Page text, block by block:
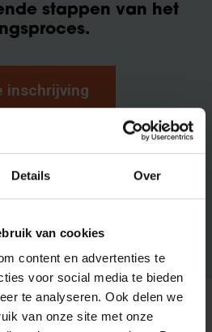
Details Over
van cookies
content en advertenties te
voor social media te bieden
te analyseren. Ook delen we
van onze site met onze
stappen van het
inschrijving
meestgestelde vragen.